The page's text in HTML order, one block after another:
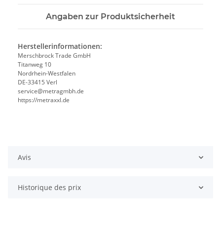
Angaben zur Produktsicherheit
Herstellerinformationen:
Merschbrock Trade GmbH
Titanweg 10
Nordrhein-Westfalen
DE-33415 Verl
service@metragmbh.de
https://metraxxl.de
Avis
Historique des prix